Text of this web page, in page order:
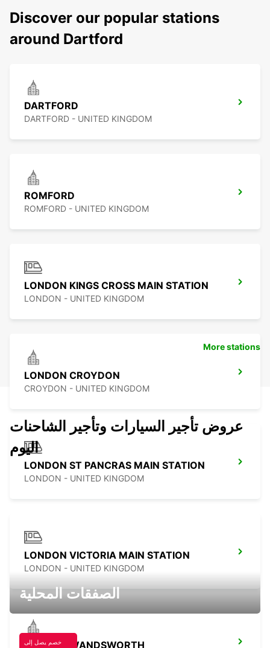
Discover our popular stations
around Dartford
DARTFORD
DARTFORD - UNITED KINGDOM
ROMFORD
ROMFORD - UNITED KINGDOM
LONDON KINGS CROSS MAIN STATION
LONDON - UNITED KINGDOM
LONDON CROYDON
CROYDON - UNITED KINGDOM
LONDON ST PANCRAS MAIN STATION
LONDON - UNITED KINGDOM
LONDON VICTORIA MAIN STATION
LONDON - UNITED KINGDOM
LONDON WANDSWORTH
More stations
عروض تأجير السيارات وتأجير الشاحنات
اليوم
الصفقات المحلية
خصم يصل إلى